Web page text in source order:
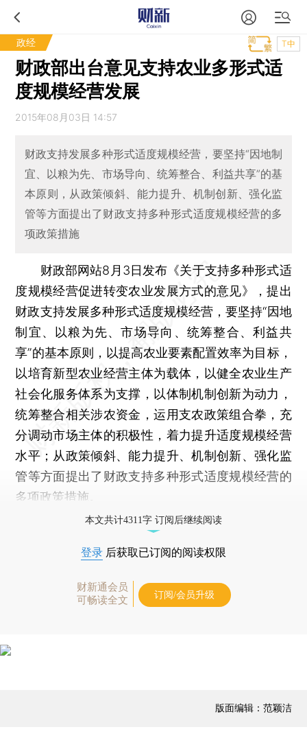
政经 T中
财政部出台意见支持农业多形式适
度规模经营发展
2015年08月03日 14:57
财政支持发展多种形式适度规模经营，要坚持“因地制
宜、以粮为先、市场导向、统筹整合、利益共享”的基
本原则，从政策倾斜、能力提升、机制创新、强化监
管等方面提出了财政支持多种形式适度规模经营的多
项政策措施
财政部网站8月3日发布《关于支持多种形式适
度规模经营促进转变农业发展方式的意见》，提出
财政支持发展多种形式适度规模经营，要坚持“因地
制宜、以粮为先、市场导向、统筹整合、利益共
享”的基本原则，以提高农业要素配置效率为目标，
以培育新型农业经营主体为载体，以健全农业生产
社会化服务体系为支撑，以体制机制创新为动力，
统筹整合相关涉农资金，运用支农政策组合拳，充
分调动市场主体的积极性，着力提升适度规模经营
水平；从政策倾斜、能力提升、机制创新、强化监
管等方面提出了财政支持多种形式适度规模经营的
多项政策措施。
本文共计4311字 订阅后继续阅读
登录 后获取已订阅的阅读权限
财新通会员
可畅读全文
订阅/会员升级
版面编辑：范颖洁